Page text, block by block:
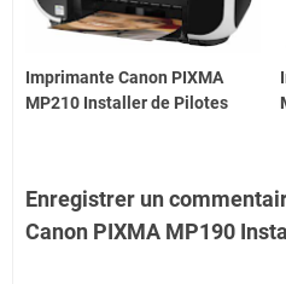
Imprimante Canon PIXMA
MP210 Installer de Pilotes
Enregistrer un
Canon PIXMA MP190